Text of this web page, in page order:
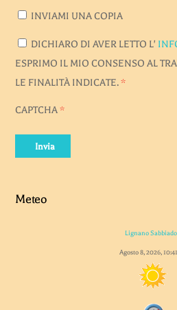
INVIAMI UNA COPIA
DICHIARO DI AVER LETTO L'
ESPRIMO IL MIO CONSENSO AL
LE FINALITÀ INDICATE. *
CAPTCHA *
Invia
Meteo
Lignano
Agosto 8, 2026,